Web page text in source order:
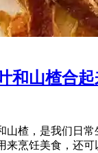
和山楂合
山楂，是我们日常
来烹饪美食，还可